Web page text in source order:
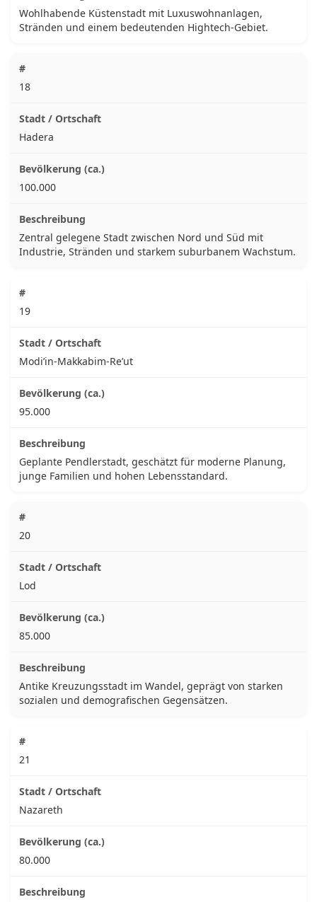
Wohlhabende Küstenstadt mit Luxuswohnanlagen,
Stränden und einem bedeutenden Hightech-Gebiet.
18
Hadera
100.000
Zentral gelegene Stadt zwischen Nord und Süd mit
Industrie, Stränden und starkem suburbanem Wachstum.
19
Modi’in-Makkabim-Re’ut
95.000
Geplante Pendlerstadt, geschätzt für moderne Planung,
junge Familien und hohen Lebensstandard.
20
Lod
85.000
Antike Kreuzungsstadt im Wandel, geprägt von starken
sozialen und demografischen Gegensätzen.
21
Nazareth
80.000